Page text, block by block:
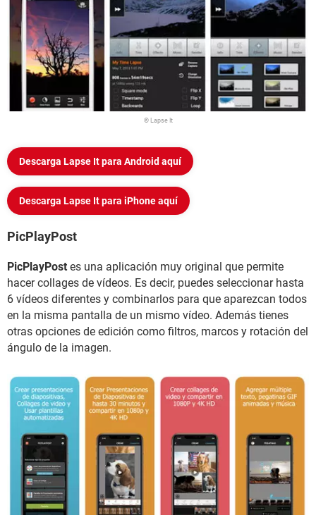
© Lapse It
Descarga Lapse It para Android aquí
Descarga Lapse It para iPhone aquí
PicPlayPost
PicPlayPost es una aplicación muy original que permite
hacer collages de vídeos. Es decir, puedes seleccionar hasta
6 vídeos diferentes y combinarlos para que aparezcan todos
en la misma pantalla de un mismo vídeo. Además tienes
otras opciones de edición como filtros, marcos y rotación del
ángulo de la imagen.